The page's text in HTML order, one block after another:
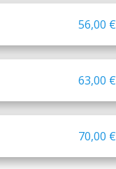
56,00 €
63,00 €
70,00 €